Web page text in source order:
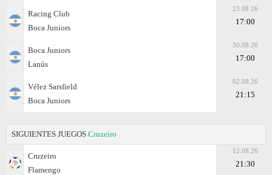
Racing Club
Boca Juniors
23.08.26
17:00
Boca Juniors
Lanús
30.08.26
17:00
Vélez Sarsfield
Boca Juniors
02.09.26
21:15
SIGUIENTES JUEGOS Cruzeiro
Cruzeiro
Flamengo
12.08.26
21:30